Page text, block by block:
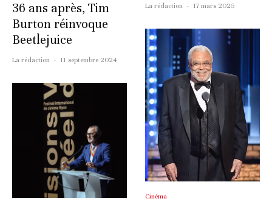
36 ans après, Tim
Burton réinvoque
Beetlejuice
La rédaction · 11 septembre 2024
La rédaction · 17 mars 2025
Cinéma